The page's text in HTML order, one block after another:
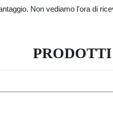
Non vediamo l'ora di